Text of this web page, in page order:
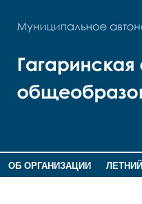
ОБ ОРГАНИЗАЦИИ